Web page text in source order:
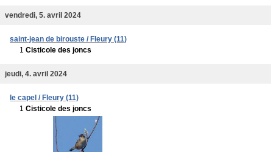
vendredi, 5. avril 2024
saint-jean de birouste / Fleury (11)
1 Cisticole des joncs
jeudi, 4. avril 2024
le capel / Fleury (11)
1 Cisticole des joncs